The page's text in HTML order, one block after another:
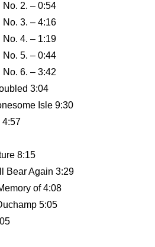
2. – 0:54
3. – 4:16
4. – 1:19
5. – 0:44
6. – 3:42
3:04
Isle 9:30
4:57
8:15
Bear Again 3:29
of 4:08
5:05